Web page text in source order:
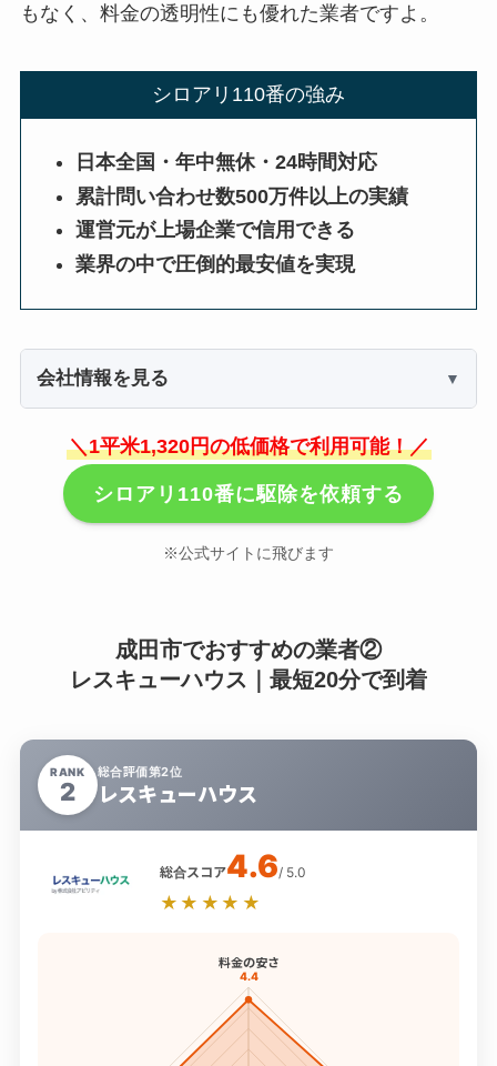
もなく、料金の透明性にも優れた業者ですよ。
シロアリ110番の強み
日本全国・年中無休・24時間対応
累計問い合わせ数500万件以上の実績
運営元が上場企業で信用できる
業界の中で圧倒的最安値を実現
会社情報を見る
＼1平米1,320円の低価格で利用可能！／
シロアリ110番に駆除を依頼する
※公式サイトに飛びます
成田市でおすすめの業者②
レスキューハウス｜最短20分で到着
RANK
2
総合評価第2位
レスキューハウス
総合スコア4.6/ 5.0
★★★★★
料金の安さ
4.4